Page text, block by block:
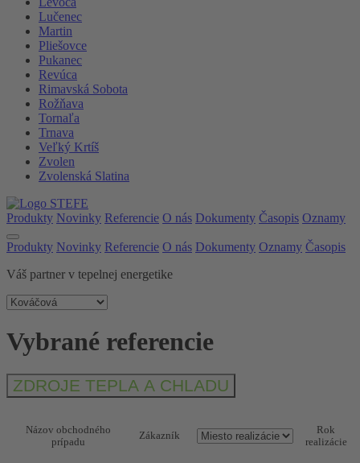
Lučenec
Martin
Pliešovce
Pukanec
Revúca
Rimavská Sobota
Rožňava
Tornaľa
Trnava
Veľký Krtíš
Zvolen
Zvolenská Slatina
Produkty Novinky Referencie O nás Dokumenty Časopis Oznamy
Produkty Novinky Referencie O nás Dokumenty Oznamy Časopis
Váš partner v tepelnej energetike
Vybrané referencie
ZDROJE TEPLA A CHLADU
Názov obchodného
prípadu
Zákazník
Rok
realizácie